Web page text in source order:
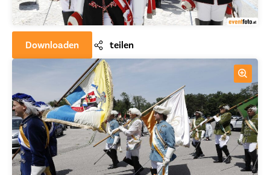
Downloaden teilen